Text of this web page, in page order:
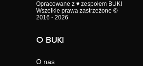
Opracowane z ♥ zespołem BUKI
Wszelkie prawa zastrzeżone ©
2016 - 2026
O BUKI
O nas